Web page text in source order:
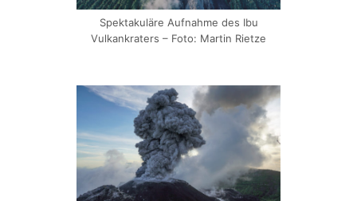
Spektakuläre Aufnahme des Ibu
Vulkankraters – Foto: Martin Rietze